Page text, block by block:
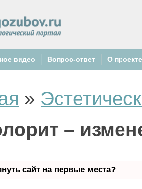
видео Вопрос-ответ О проекте
»
–
сайт на первые места?